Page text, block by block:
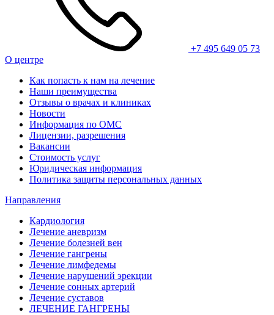
+7 495 649 05 73
О центре
Как попасть к нам на лечение
Наши преимущества
Отзывы о врачах и клиниках
Новости
Информация по ОМС
Лицензии, разрешения
Вакансии
Стоимость услуг
Юридическая информация
Политика защиты персональных данных
Направления
Кардиология
Лечение аневризм
Лечение болезней вен
Лечение гангрены
Лечение лимфедемы
Лечение нарушений эрекции
Лечение сонных артерий
Лечение суставов
ЛЕЧЕНИЕ ГАНГРЕНЫ